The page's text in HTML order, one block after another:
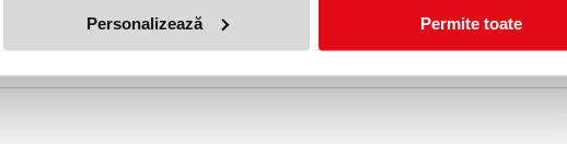
Personalizează Permite toate